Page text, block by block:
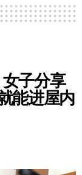
子分享
能进屋内